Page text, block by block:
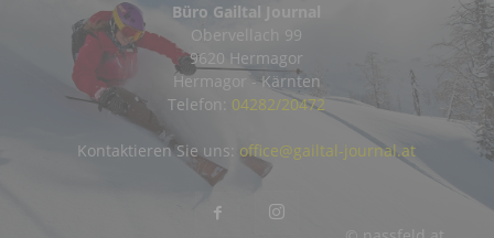
Büro Gailtal Journal
Obervellach 99
9620 Hermagor
Hermagor - Kärnten
Telefon: 04282/20472
Kontaktieren Sie uns: office@gailtal-journal.at